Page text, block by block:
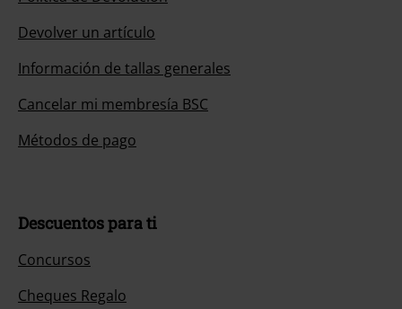
Devolver un artículo
Información de tallas generales
Cancelar mi membresía BSC
Métodos de pago
Descuentos para ti
Concursos
Cheques Regalo